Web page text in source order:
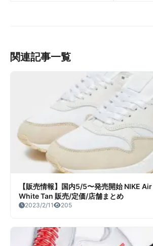
関連記事一覧
【販売情報】国内5/5〜発売開始 NIKE
White Tan 販売/定価/店舗まとめ
2023/2/11 205